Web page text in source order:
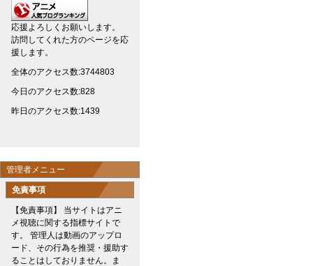
応援よろしくお願いします。
訪問してくれた方のページを応
援します。
全体のアクセス数:3744803
今日のアクセス数:828
昨日のアクセス数:1439
管理者メニュー
免責事項
【免責事項】 当サイトはアニ
メ視聴に関する指標サイトで
す。 管理人は動画のアップロ
ード、その行為を推奨・援助す
ることはしておりません。ま